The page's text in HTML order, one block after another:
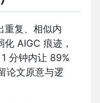
重复、相似内
AIGC 痕迹，
分钟内让 89%
论文原意与逻